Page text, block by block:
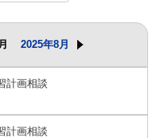
2025年8月
計画相談
計画相談